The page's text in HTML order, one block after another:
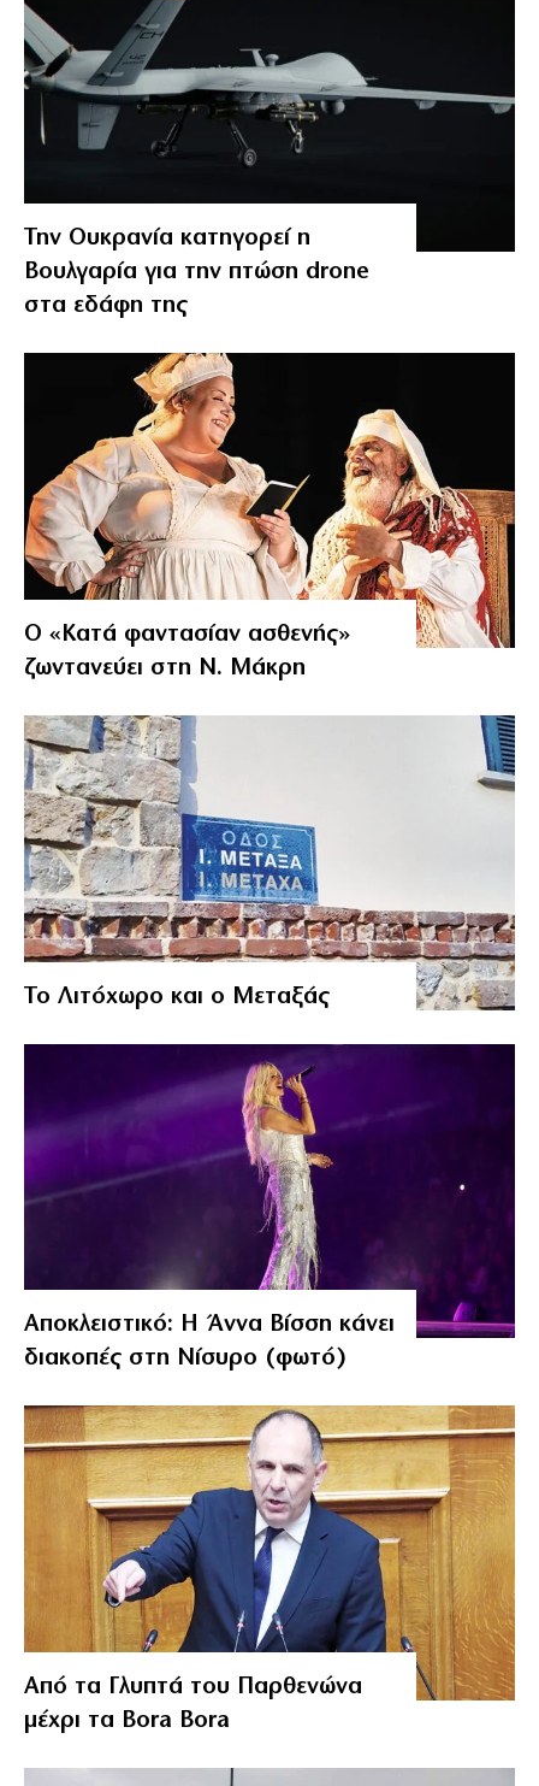
Την Ουκρανία κατηγορεί η
Βουλγαρία για την πτώση drone
στα εδάφη της
Ο «Κατά φαντασίαν ασθενής»
ζωντανεύει στη Ν. Μάκρη
Το Λιτόχωρο και ο Μεταξάς
Αποκλειστικό: Η Άννα Βίσση κάνει
διακοπές στη Νίσυρο (φωτό)
Από τα Γλυπτά του Παρθενώνα
μέχρι τα Bora Bora